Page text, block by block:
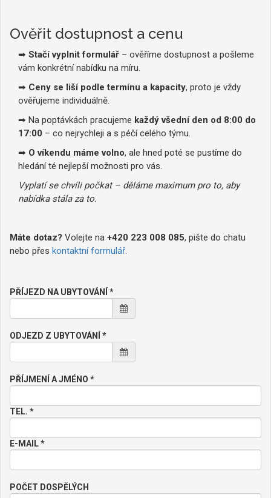
Ověřit dostupnost a cenu
➡ Stačí vyplnit formulář – ověříme dostupnost a pošleme
vám konkrétní nabídku na míru.
➡ Ceny se liší podle termínu a kapacity, proto je vždy
ověřujeme individuálně.
➡ Na poptávkách pracujeme každý všední den od 8:00 do
17:00 – co nejrychleji a s péčí celého týmu.
➡ O víkendu máme volno, ale hned poté se pustíme do
hledání té nejlepší možnosti pro vás.
Vyplatí se chvíli počkat – děláme maximum pro to, aby
nabídka stála za to.
Máte dotaz? Volejte na +420 223 008 085, pište do chatu
nebo přes kontaktní formulář.
PŘÍJEZD NA UBYTOVÁNÍ *
ODJEZD Z UBYTOVÁNÍ *
PŘÍJMENÍ A JMÉNO *
TEL. *
E-MAIL *
POČET DOSPĚLÝCH